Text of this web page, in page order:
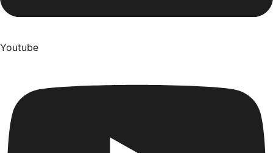
Youtube